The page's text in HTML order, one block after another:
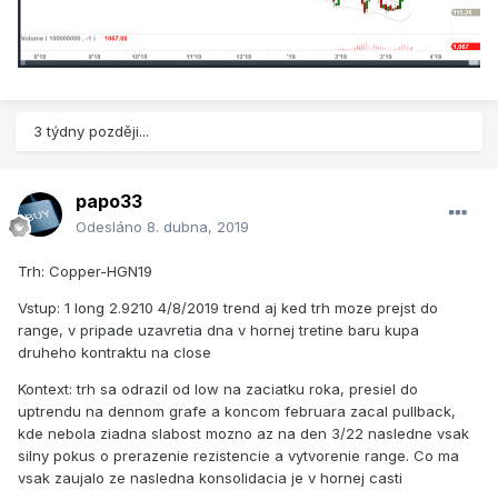
3 týdny později...
papo33
Odesláno 8. dubna, 2019
Trh: Copper-HGN19
Vstup: 1 long 2.9210 4/8/2019 trend aj ked trh moze prejst do
range, v pripade uzavretia dna v hornej tretine baru kupa
druheho kontraktu na close
Kontext: trh sa odrazil od low na zaciatku roka, presiel do
uptrendu na dennom grafe a koncom februara zacal pullback,
kde nebola ziadna slabost mozno az na den 3/22 nasledne vsak
silny pokus o prerazenie rezistencie a vytvorenie range. Co ma
vsak zaujalo ze nasledna konsolidacia je v hornej casti